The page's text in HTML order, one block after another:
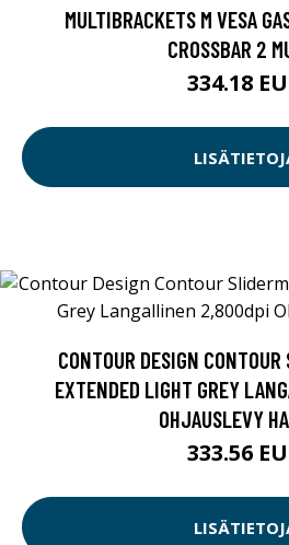
MULTIBRACKETS M VESA
CROSSBAR 2
334.18
CONTOUR DESIGN CONTOUR
EXTENDED LIGHT GREY
OHJAUSLEVY
333.56